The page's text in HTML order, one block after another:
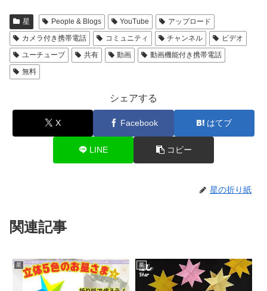
星 People & Blogs YouTube
アップロード
カメラ付き携帯電話
コミュニティ チャンネル
ビデオ
ユーチューブ
共有 動画
動画機能付き携帯電話
無料
シェアする
X Facebook はてブ
LINE コピー
星の折り紙
関連記事
星 星